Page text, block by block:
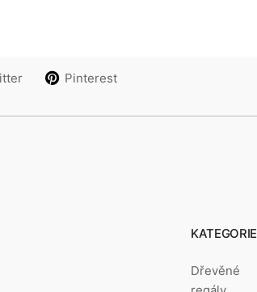
Pinterest
KATEGORIE
Dřevěné